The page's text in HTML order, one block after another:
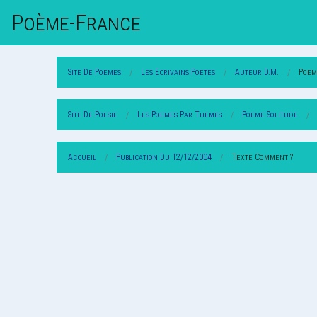
Poème-FrAnce
Site De Poemes Les Ecrivains Poetes Auteur D.m.
Site De Poesie Les Poemes Par Themes Poeme Solitude
Accueil Publication Du 12/12/2004 Texte Comment ?